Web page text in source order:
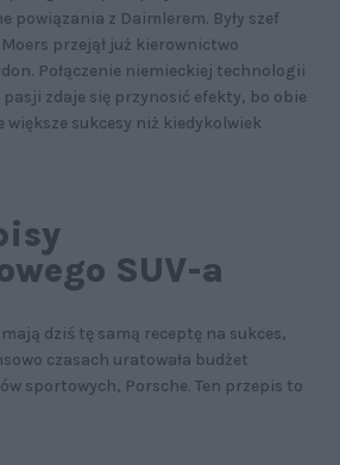
powiązania z Daimlerem. Były szef
Moers przejął już kierownictwo
Połączenie niemieckiej technologii
zdaje się przynosić efekty, bo obie
większe sukcesy niż kiedykolwiek
SUV-a
dziś tę samą receptę na sukces,
czasach uratowała budżet
sportowych, Porsche. Ten przepis to